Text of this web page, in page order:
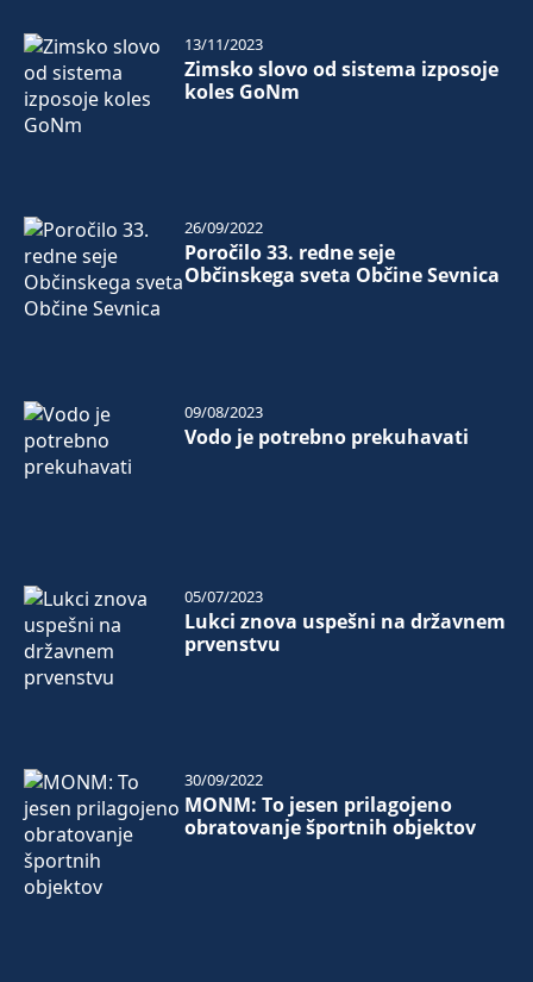
Zimsko slovo od sistema izposoje
koles GoNm
13/11/2023
Poročilo 33. redne seje
Občinskega sveta Občine Sevnica
26/09/2022
Vodo je potrebno prekuhavati
09/08/2023
Lukci znova uspešni na državnem
prvenstvu
05/07/2023
MONM: To jesen prilagojeno
obratovanje športnih objektov
30/09/2022